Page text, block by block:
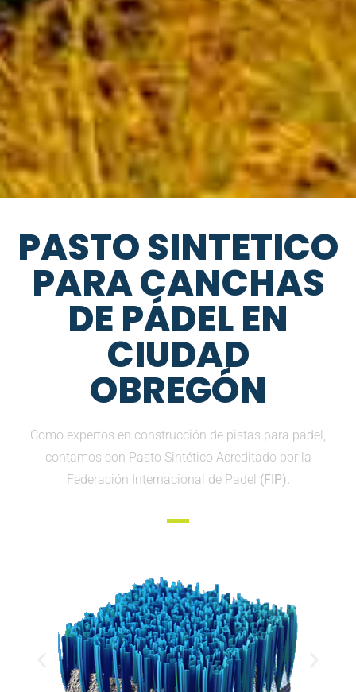
PASTO SINTETICO
PARA CANCHAS
DE PÁDEL EN
CIUDAD
OBREGÓN
Como expertos en construcción de pistas para pádel,
contamos con Pasto Sintético Acreditado por la
Federación Internacional de Padel (FIP).